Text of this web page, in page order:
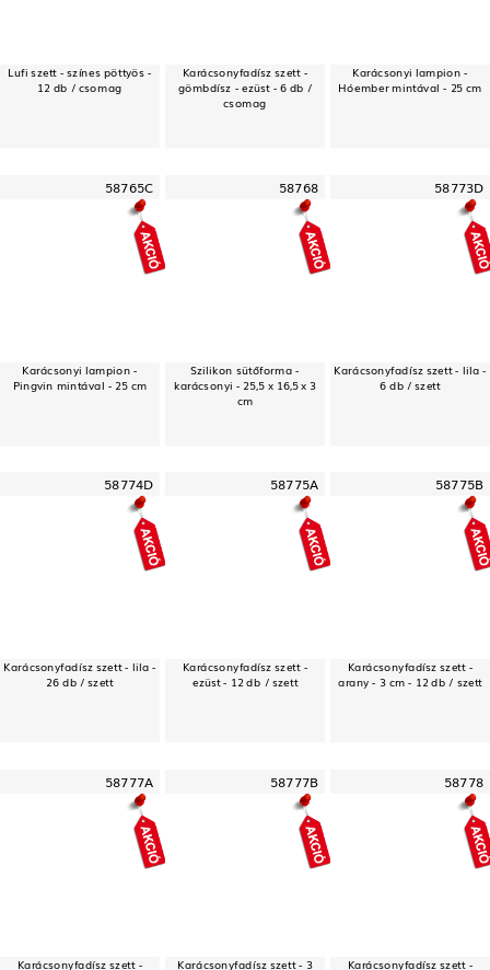
Lufi szett - színes pöttyös -
12 db / csomag
Karácsonyfadísz szett -
gömbdísz - ezüst - 6 db /
csomag
Karácsonyi lampion -
Hóember mintával - 25 cm
58765C
Karácsonyi lampion -
Pingvin mintával - 25 cm
58768
Szilikon sütőforma -
karácsonyi - 25,5 x 16,5 x 3
cm
58773D
Karácsonyfadísz szett - lila -
6 db / szett
58774D
Karácsonyfadísz szett - lila -
26 db / szett
58775A
Karácsonyfadísz szett -
ezüst - 12 db / szett
58775B
Karácsonyfadísz szett -
arany - 3 cm - 12 db / szett
58777A
Karácsonyfadísz szett -
58777B
Karácsonyfadísz szett - 3
58778
Karácsonyfadísz szett -